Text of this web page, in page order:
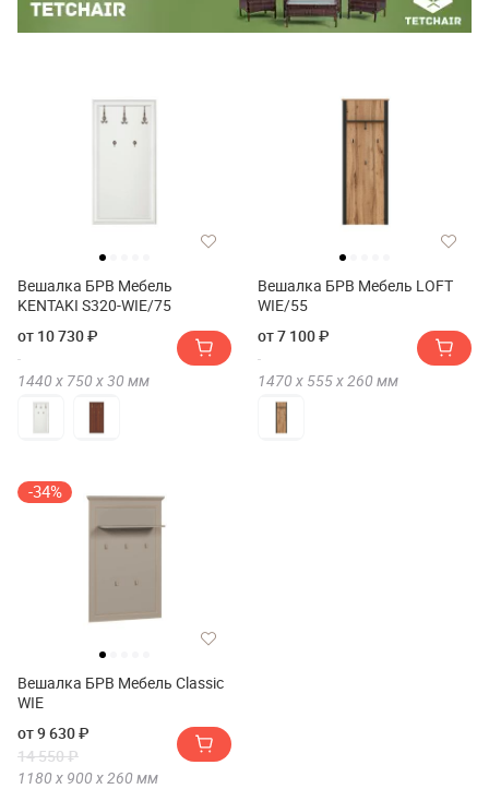
Вешалка БРВ Мебель
KENTAKI S320-WIE/75
от 10 730 ₽
1440 х 750 х30 мм
Вешалка БРВ Мебель LOFT
WIE/55
от 7 100 ₽
1470 х 555 х260 мм
-34%
Вешалка БРВ Мебель Classic
WIE
от 9 630 ₽
14 550 ₽
1180 х 900 х260 мм